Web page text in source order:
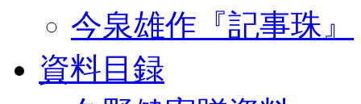
今泉雄作『記事珠』
資料目録